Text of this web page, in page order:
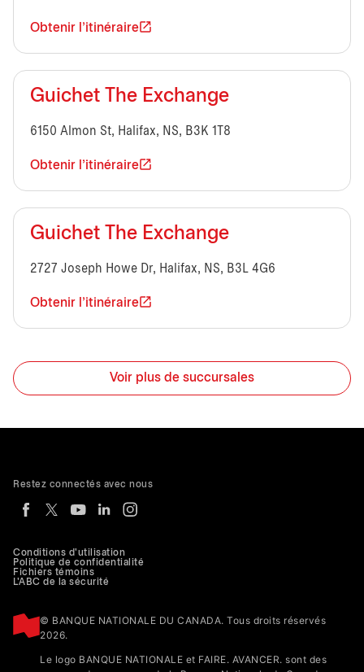
Obtenir l'itinéraire
Guichet The Exchange
6150 Almon St, Halifax, NS, B3K 1T8
Obtenir l'itinéraire
Guichet The Exchange
2727 Joseph Howe Dr, Halifax, NS, B3L 4G6
Obtenir l'itinéraire
Voir plus de succursales
Conditions d'utilisation
Politique de confidentialité
Fichiers témoins
L'ABC de la sécurité
© BANQUE NATIONALE DU CANADA. Tous droits réservés
2026.
Le logo BANQUE NATIONALE et FAIRE. AVANCER. sont des
Restez connectés avec nous